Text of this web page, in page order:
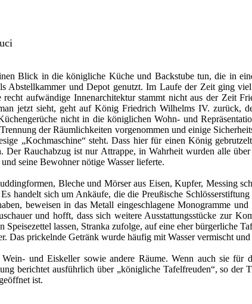
Blick in die königliche Küche und Backstube tun, die in
Abstellkammer und Depot genutzt. Im Laufe der Zeit ging
aufwändige Innenarchitektur stammt nicht aus der Zeit
jetzt sieht, geht auf König Friedrich Wilhelms IV. zurück,
nicht in die königlichen Wohn- und
der Räumlichkeiten vorgenommen und einige
„Kochmaschine“ steht. Dass hier für einen König
Der Rauchabzug ist nur Attrappe, in Wahrheit wurden alle
seine Bewohner nötige Wasser lieferte.
Bleche und Mörser aus Eisen, Kupfer, Messing
handelt sich um Ankäufe, die die Preußische
beweisen in das Metall eingeschlagene Monogramme
und hofft, dass sich weitere Ausstattungsstücke zur
lassen, Stranka zufolge, auf eine eher bürgerliche
Das prickelnde Getränk wurde häufig mit Wasser vermischt
und Eiskeller sowie andere Räume. Wenn auch sie für
berichtet ausführlich über „königliche Tafelfreuden“, so
ist.